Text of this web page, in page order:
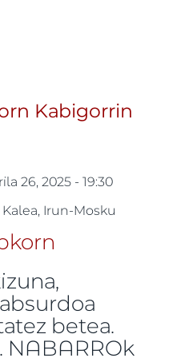
Kabigorrin
26, 2025 - 19:30
Irun-Mosku
betea.
NABARROk